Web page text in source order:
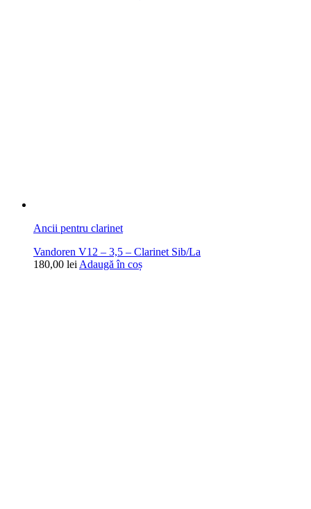
Ancii pentru clarinet
Vandoren V12 – 3,5 – Clarinet Sib/La
180,00 lei Adaugă în coș